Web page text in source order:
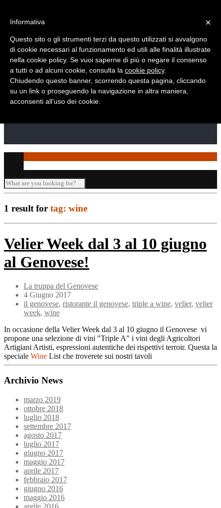
1 result for tag: wine
Velier Week dal 3 al 10 giugno
al Genovese!
La truppa del Genovese
4 Giugno 2017
il genovese, ristorante il genovese, triple a wine, velier, velier
week, wine
In occasione della Velier Week dal 3 al 10 giugno il Genovese vi
propone una selezione di vini "Triple A" i vini degli Agricoltori
Artigiani Artisti, espressioni autentiche dei rispettivi terroir. Questa la
speciale Wine List che troverete sui nostri tavoli
Archivio News
marzo 2019
ottobre 2018
luglio 2018
settembre 2017
agosto 2017
luglio 2017
giugno 2017
maggio 2017
aprile 2017
febbraio 2017
giugno 2016
maggio 2016
aprile 2016
×
Informativa
Questo sito o gli strumenti terzi da questo utilizzati si avvalgono
di cookie necessari al funzionamento ed utili alle finalità illustrate
nella cookie policy. Se vuoi saperne di più o negare il consenso
a tutti o ad alcuni cookie, consulta la cookie policy.
Chiudendo questo banner, scorrendo questa pagina, cliccando
su un link o proseguendo la navigazione in altra maniera,
acconsenti all’uso dei cookie.